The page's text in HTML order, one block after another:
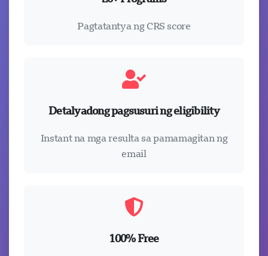
Pagtatantya ng CRS score
Detalyadong pagsusuri ng eligibility
Instant na mga resulta sa pamamagitan ng
email
100% Free
Visavio Support